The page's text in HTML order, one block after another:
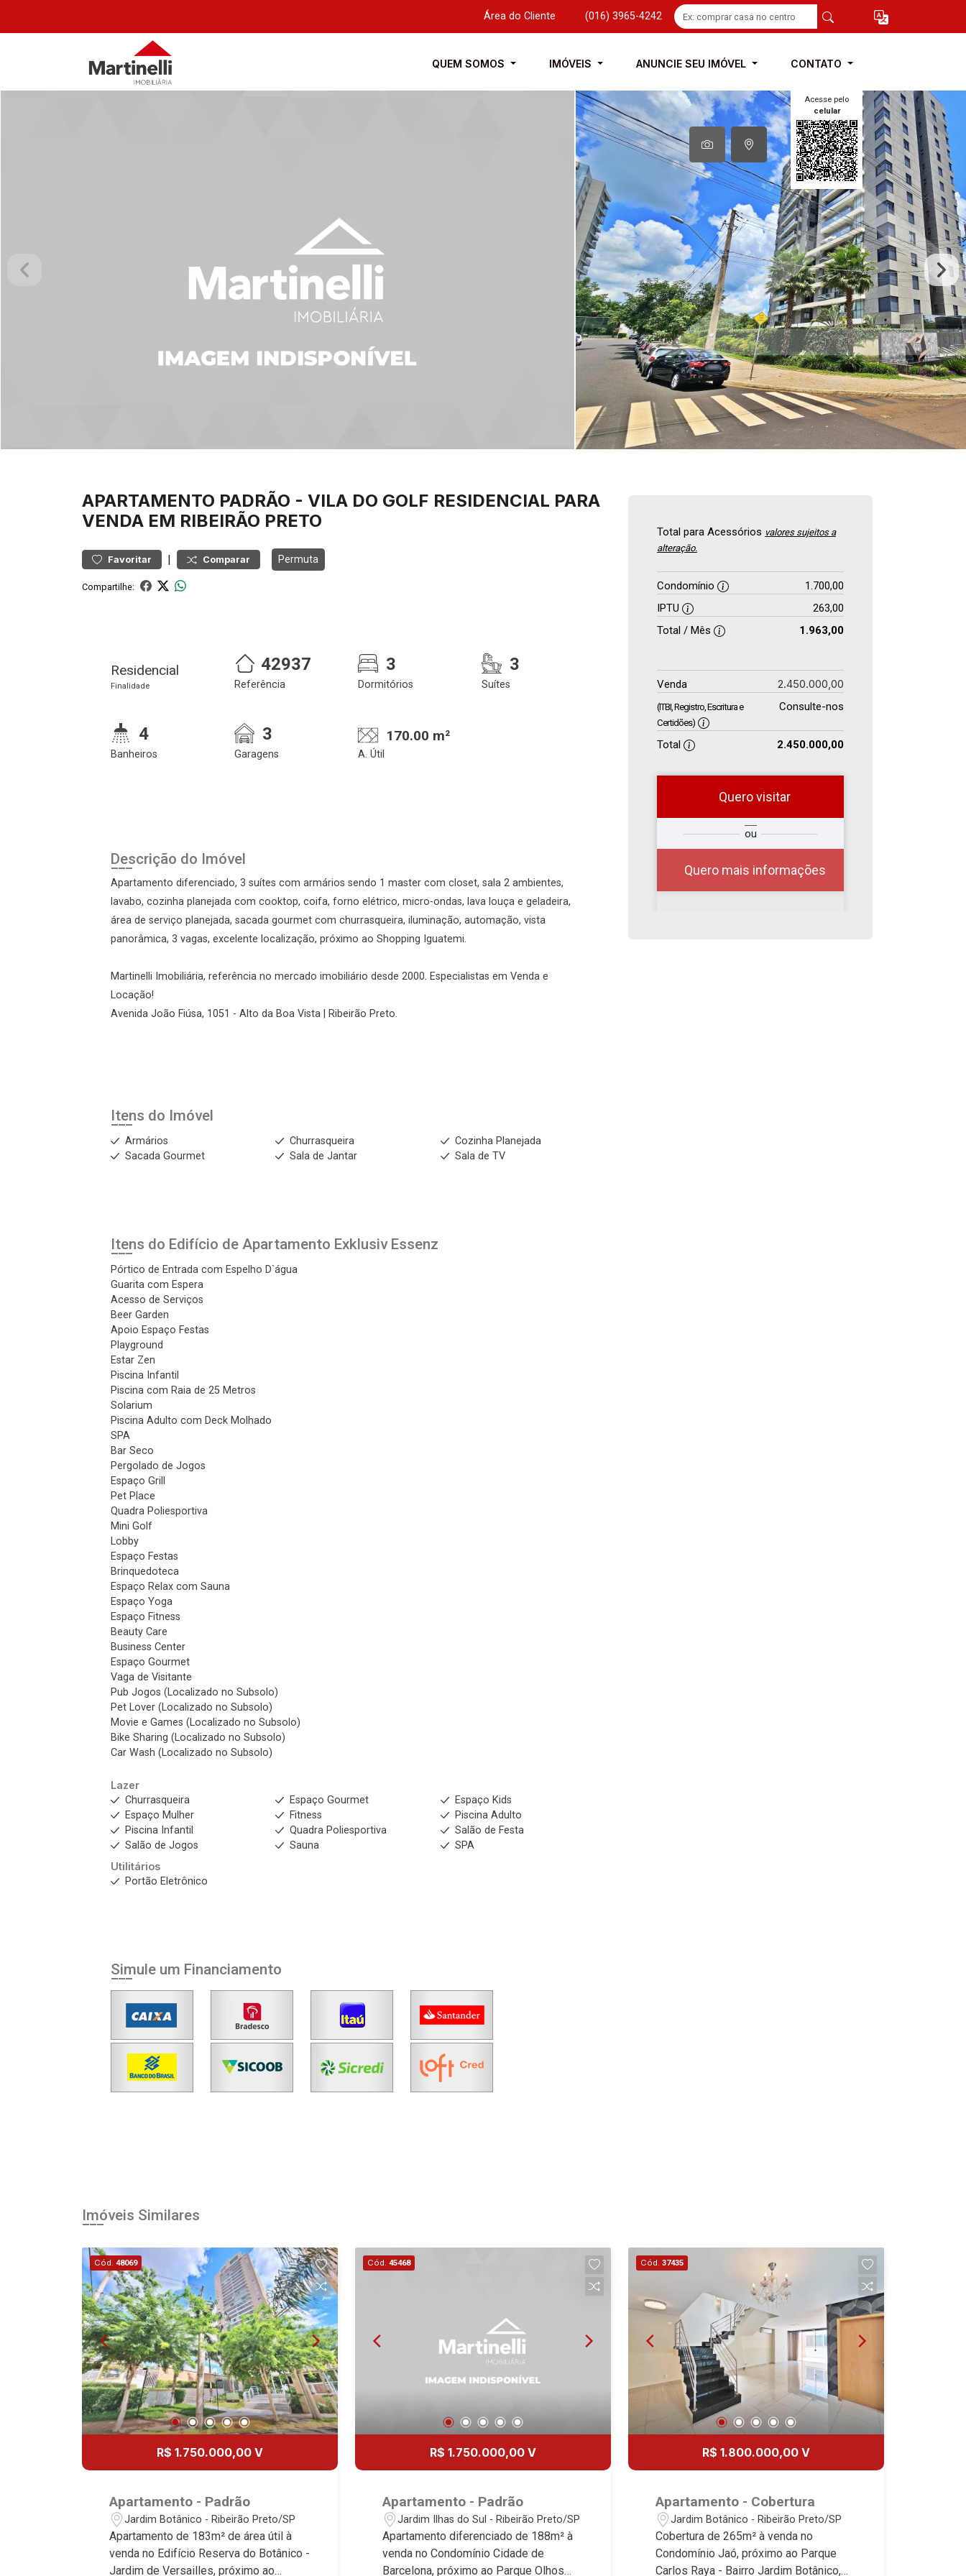
Área do Cliente (016) 3965-4242
QUEM SOMOS IMÓVEIS ANUNCIE SEU IMÓVEL CONTATO
Acesse pelo
celular
APARTAMENTO PADRÃO - VILA DO GOLF RESIDENCIAL PARA
VENDA EM RIBEIRÃO PRETO
Favoritar | Comparar Permuta
Compartilhe:
Residencial
Finalidade
42937
Referência
3
Dormitórios
3
Suítes
4
Banheiros
3
Garagens
170.00 m²
A. Útil
Descrição do Imóvel
Apartamento diferenciado, 3 suítes com armários sendo 1 master com closet, sala 2 ambientes,
lavabo, cozinha planejada com cooktop, coifa, forno elétrico, micro-ondas, lava louça e geladeira,
área de serviço planejada, sacada gourmet com churrasqueira, iluminação, automação, vista
panorâmica, 3 vagas, excelente localização, próximo ao Shopping Iguatemi.
Martinelli Imobiliária, referência no mercado imobiliário desde 2000. Especialistas em Venda e
Locação!
Avenida João Fiúsa, 1051 - Alto da Boa Vista | Ribeirão Preto.
Itens do Imóvel
Armários Churrasqueira
Cozinha Planejada
Sacada Gourmet
Sala de Jantar Sala de TV
Itens do Edifício de Apartamento Exklusiv Essenz
Pórtico de Entrada com Espelho D`água
Guarita com Espera
Acesso de Serviços
Beer Garden
Apoio Espaço Festas
Playground
Estar Zen
Piscina Infantil
Piscina com Raia de 25 Metros
Solarium
Piscina Adulto com Deck Molhado
SPA
Bar Seco
Pergolado de Jogos
Espaço Grill
Pet Place
Quadra Poliesportiva
Mini Golf
Lobby
Espaço Festas
Brinquedoteca
Espaço Relax com Sauna
Espaço Yoga
Espaço Fitness
Beauty Care
Business Center
Espaço Gourmet
Vaga de Visitante
Pub Jogos (Localizado no Subsolo)
Pet Lover (Localizado no Subsolo)
Movie e Games (Localizado no Subsolo)
Bike Sharing (Localizado no Subsolo)
Car Wash (Localizado no Subsolo)
Lazer
Churrasqueira
Espaço Gourmet
Espaço Kids
Espaço Mulher
Fitness
Piscina Adulto
Piscina Infantil
Quadra Poliesportiva
Salão de Festa
Salão de Jogos
Sauna
SPA
Utilitários
Portão Eletrônico
Simule um Financiamento
Total para Acessórios valores sujeitos a
alteração.
Condomínio
1.700,00
IPTU
263,00
Total / Mês
1.963,00
Venda 2.450.000,00
(ITBI, Registro, Escritura e
Certidões)
Consulte-nos
Total 2.450.000,00
Quero visitar
ou
Quero mais informações
Qual o melhor dia e
horário para você?
07/08/2026
09h00
Login
Imóveis Similares
Cód. 48069
R$ 1.750.000,00 V
Apartamento - Padrão
Jardim Botânico - Ribeirão Preto/SP
Apartamento de 183m² de área útil à
venda no Edifício Reserva do Botânico -
Jardim de Versailles, próximo ao
Cód. 45468
R$ 1.750.000,00 V
Apartamento - Padrão
Jardim Ilhas do Sul - Ribeirão Preto/SP
Apartamento diferenciado de 188m² à
venda no Condomínio Cidade de
Barcelona, próximo ao Parque Olhos
Cód. 37435
R$ 1.800.000,00 V
Apartamento - Cobertura
Jardim Botânico - Ribeirão Preto/SP
Cobertura de 265m² à venda no
Condomínio Jaó, próximo ao Parque
Carlos Raya - Bairro Jardim Botânico,